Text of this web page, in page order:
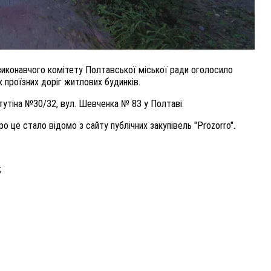
комітету Полтавської міської ради оголосило
проїзних доріг житлових будинків.
№30/32, вул. Шевченка № 83 у Полтаві.
це стало відомо з сайту публічних закупівель "Prozorro".